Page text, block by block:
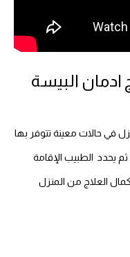
البيسة
في حالات معينة تتوفر بها
يحدد الطبيب الإقامة
العلاج من المنزل